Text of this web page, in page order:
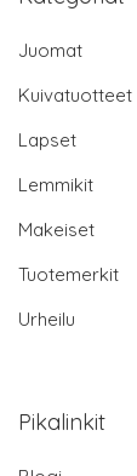
Juomat
Kuivatuotteet
Lapset
Lemmikit
Makeiset
Tuotemerkit
Urheilu
Pikalinkit